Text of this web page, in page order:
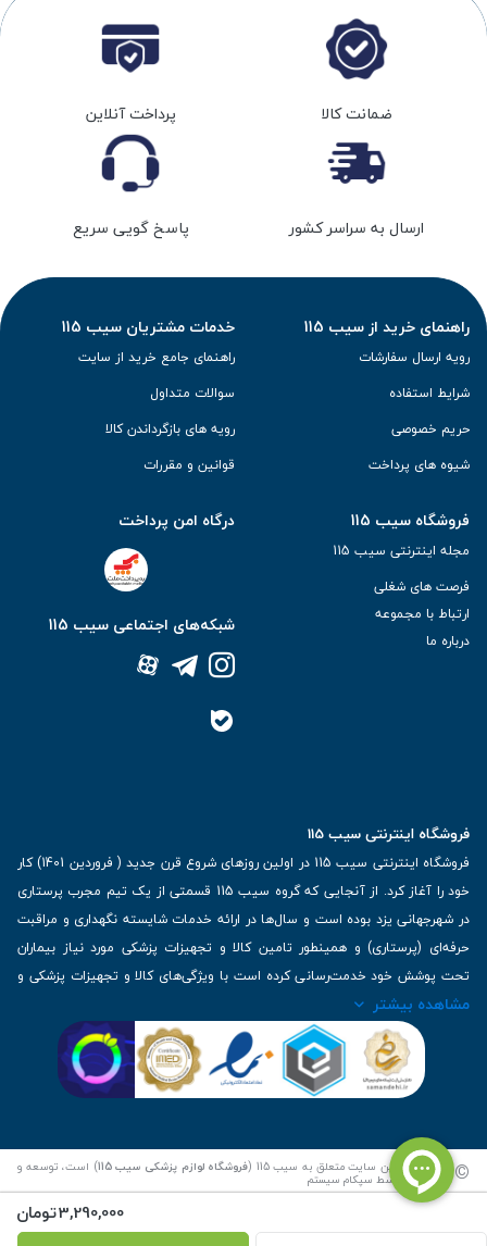
3,290,000تومان
ضمانت کالا پرداخت آنلاین
ارسال به سراسر کشور پاسخ گویی سریع
راهنمای خرید از سیب 115
رویه ارسال سفارشات
شرایط استفاده
حریم خصوصی
شیوه های پرداخت
خدمات مشتریان سیب 115
راهنمای جامع خرید از سایت
سوالات متداول
رویه های بازگرداندن کالا
قوانین و مقررات
فروشگاه سیب 115
مجله اینترنتی سیب 115
فرصت های شغلی
ارتباط با مجموعه
درباره ما
درگاه امن پرداخت
شبکه‌های اجتماعی سیب 115
فروشگاه اینترنتی سیب 115
فروشگاه اینترنتی سیب 115 در اولین روزهای شروع قرن جدید ( فروردین 1401) کار
خود را آغاز کرد. از آنجایی که گروه سیب 115 قسمتی از یک تیم مجرب پرستاری
در شهرجهانی یزد بوده است و سال‌ها در ارائه خدمات شایسته نگهداری و مراقبت
حرفه‌ای (پرستاری) و همینطور تامین کالا و تجهیزات پزشکی مورد نیاز بیماران
تحت پوشش خود خدمت‌رسانی کرده است با ویژگی‌های کالا و تجهیزات پزشکی و
برترین برندهای موجود در بازار اطلاعات بسیار ارزشمندی را دارا می‌باشد
| تلفن تماس : 36333383-035 | ایمیل: Info@Sib115.com
مشاهده بیشتر
© کلیه حقوق این سایت متعلق به سیب 115 ( فروشگاه لوازم پزشکی سیب 115 ) است، توسعه و
کدنویسی توسط سپکام سیستم